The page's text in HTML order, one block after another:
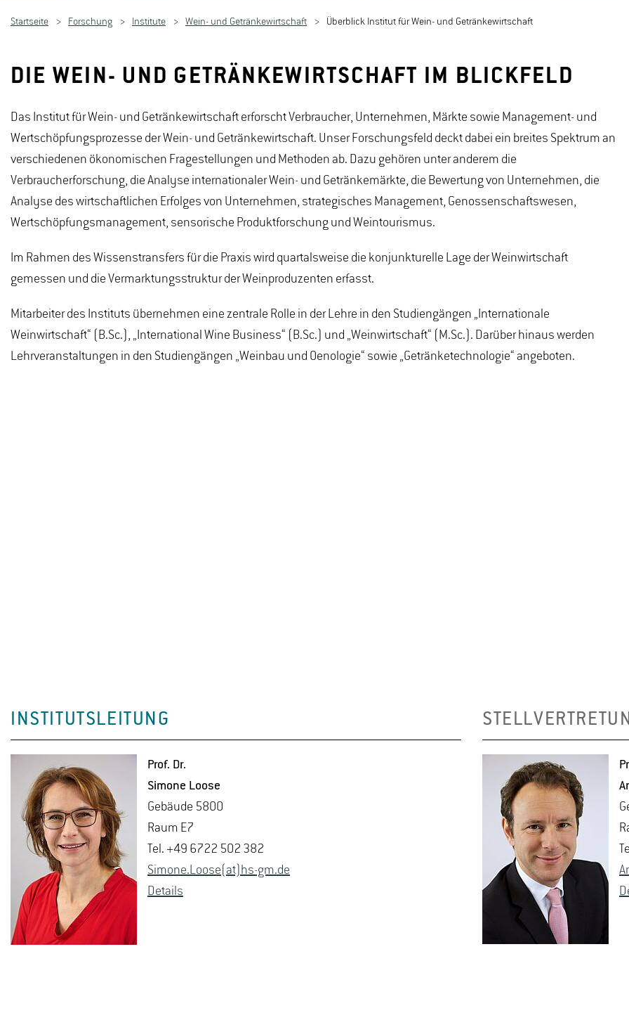
Startseite Forschung Institute Wein- und Getränkewirtschaft Überblick Institut für Wein- und Getränkewirtschaft
DIE WEIN- UND GETRÄNKEWIRTSCHAFT IM BLICKFELD
Das Institut für Wein- und Getränkewirtschaft erforscht Verbraucher, Unternehmen, Märkte sowie Management- und
Wertschöpfungsprozesse der Wein- und Getränkewirtschaft. Unser Forschungsfeld deckt dabei ein breites Spektrum an
verschiedenen ökonomischen Fragestellungen und Methoden ab. Dazu gehören unter anderem die
Verbraucherforschung, die Analyse internationaler Wein- und Getränkemärkte, die Bewertung von Unternehmen, die
Analyse des wirtschaftlichen Erfolges von Unternehmen, strategisches Management, Genossenschaftswesen,
Wertschöpfungsmanagement, sensorische Produktforschung und Weintourismus.
Im Rahmen des Wissenstransfers für die Praxis wird quartalsweise die konjunkturelle Lage der Weinwirtschaft
gemessen und die Vermarktungsstruktur der Weinproduzenten erfasst.
Mitarbeiter des Instituts übernehmen eine zentrale Rolle in der Lehre in den Studiengängen „Internationale
Weinwirtschaft“ (B.Sc.), „International Wine Business“ (B.Sc.) und „Weinwirtschaft“ (M.Sc.). Darüber hinaus werden
Lehrveranstaltungen in den Studiengängen „Weinbau und Oenologie“ sowie „Getränketechnologie“ angeboten.
INSTITUTSLEITUNG
Prof. Dr.
Si­mo­ne Loose
Ge­bäu­de 5800
Raum E7
Tel. +49 6722 502 382
Si­mo­ne.Loose(at)hs-​gm.​de
De­tails